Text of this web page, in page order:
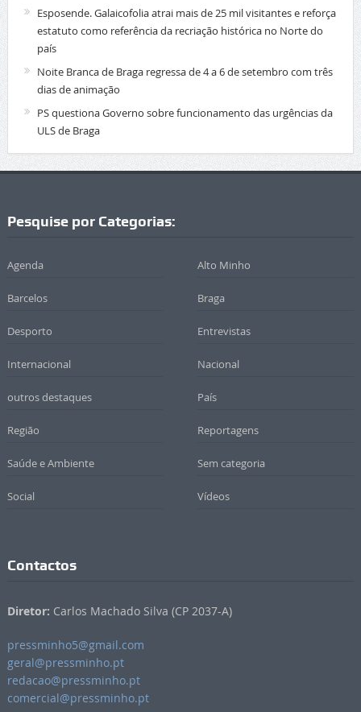
Esposende. Galaicofolia atrai mais de 25 mil visitantes e reforça
estatuto como referência da recriação histórica no Norte do
país
Noite Branca de Braga regressa de 4 a 6 de setembro com três
dias de animação
PS questiona Governo sobre funcionamento das urgências da
ULS de Braga
Pesquise por Categorias:
Agenda Alto Minho
Barcelos Braga
Desporto Entrevistas
Internacional Nacional
outros destaques País
Região Reportagens
Saúde e Ambiente Sem categoria
Social Vídeos
Contactos
Diretor: Carlos Machado Silva (CP 2037-A)
pressminho5@gmail.com
geral@pressminho.pt
redacao@pressminho.pt
comercial@pressminho.pt